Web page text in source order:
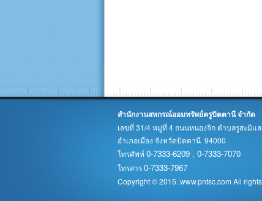
สำนักงานสหกรณ์ออมทรัพย์ครูปัตตานี จำกัด
เลขที่ 31/4 หมู่ที่ 4 ถนนหนองจิก ตำบลรูสะมิแล
อำเภอเมือง จังหวัดปัตตานี 94000
โทรศัพท์0-7333-6209 , 0-7333-7070
โทรสาร0-7333-7967
Copyright © 2015. www.pntsc.com All